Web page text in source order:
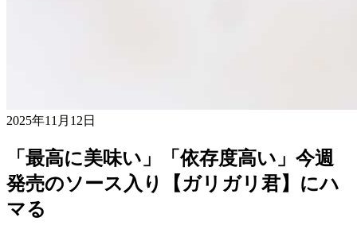
2025年11月12日
「最高に美味い」「依存度高い」今週
発売のソース入り【ガリガリ君】にハ
マる